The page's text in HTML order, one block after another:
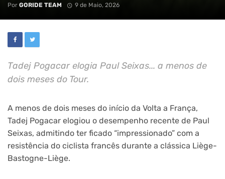
Por GORIDE TEAM 9 de Maio, 2026
Tadej Pogacar elogia Paul Seixas... a menos de
dois meses do Tour.
A menos de dois meses do início da Volta a França,
Tadej Pogacar elogiou o desempenho recente de Paul
Seixas, admitindo ter ficado “impressionado” com a
resistência do ciclista francês durante a clássica Liège-
Bastogne-Liège.